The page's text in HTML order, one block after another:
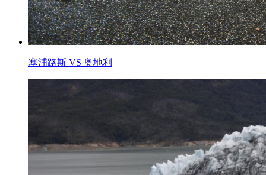
塞浦路斯 VS 奥地利